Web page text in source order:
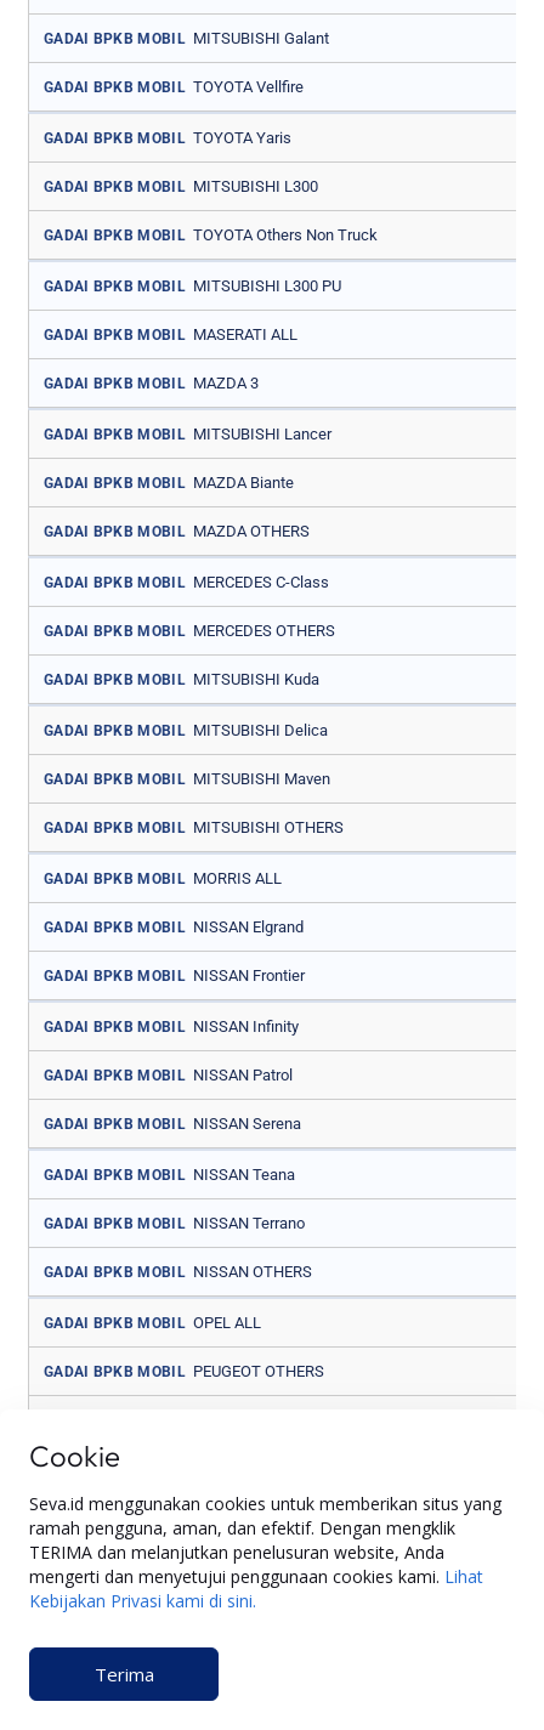
Cookie
Seva.id menggunakan cookies untuk memberikan situs yang
ramah pengguna, aman, dan efektif. Dengan mengklik
TERIMA dan melanjutkan penelusuran website, Anda
mengerti dan menyetujui penggunaan cookies kami. Lihat
Kebijakan Privasi kami di sini.
Terima
GADAI BPKB MOBIL MITSUBISHI Galant
GADAI BPKB MOBIL TOYOTA Vellfire
GADAI BPKB MOBIL TOYOTA Yaris
GADAI BPKB MOBIL MITSUBISHI L300
GADAI BPKB MOBIL TOYOTA Others Non Truck
GADAI BPKB MOBIL MITSUBISHI L300 PU
GADAI BPKB MOBIL MASERATI ALL
GADAI BPKB MOBIL MAZDA 3
GADAI BPKB MOBIL MITSUBISHI Lancer
GADAI BPKB MOBIL MAZDA Biante
GADAI BPKB MOBIL MAZDA OTHERS
GADAI BPKB MOBIL MERCEDES C-Class
GADAI BPKB MOBIL MERCEDES OTHERS
GADAI BPKB MOBIL MITSUBISHI Kuda
GADAI BPKB MOBIL MITSUBISHI Delica
GADAI BPKB MOBIL MITSUBISHI Maven
GADAI BPKB MOBIL MITSUBISHI OTHERS
GADAI BPKB MOBIL MORRIS ALL
GADAI BPKB MOBIL NISSAN Elgrand
GADAI BPKB MOBIL NISSAN Frontier
GADAI BPKB MOBIL NISSAN Infinity
GADAI BPKB MOBIL NISSAN Patrol
GADAI BPKB MOBIL NISSAN Serena
GADAI BPKB MOBIL NISSAN Teana
GADAI BPKB MOBIL NISSAN Terrano
GADAI BPKB MOBIL NISSAN OTHERS
GADAI BPKB MOBIL OPEL ALL
GADAI BPKB MOBIL PEUGEOT OTHERS
GADAI BPKB MOBIL
GADAI BPKB MOBIL RENAULT ALL
GADAI BPKB MOBIL ROLLS ROYCE ALL
GADAI BPKB MOBIL